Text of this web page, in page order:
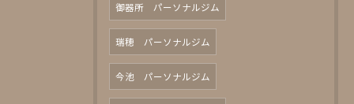
御器所 パーソナルジム
瑞穂 パーソナルジム
今池 パーソナルジム